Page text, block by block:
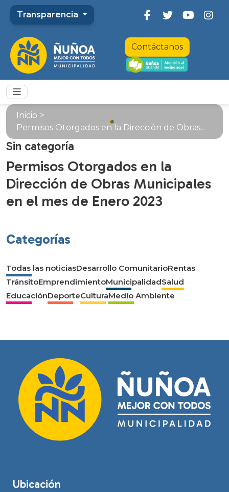
Transparencia
Contáctanos
Inicio >
Permisos Otorgados en la Dirección de Obras...
Sin categoría
Permisos Otorgados en la
Dirección de Obras Municipales
en el mes de Enero 2023
Categorías
Todas las noticiasDesarrollo ComunitarioRentas
TránsitoEmprendimientoMunicipalidadSalud
EducaciónDeporteCulturaMedio Ambiente
Ubicación